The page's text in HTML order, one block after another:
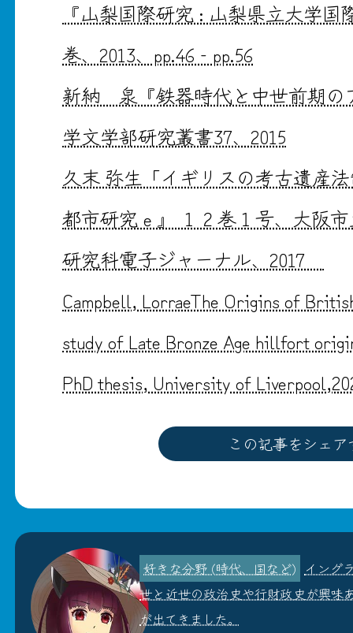
『山梨国際研究 : 山梨県立大学
巻、2013、pp.46‐pp.56
新納 泉『鉄器時代と中世前期の
学文学部研究叢書37、2015
久末 弥生「イギリスの考古遺産
都市研究ｅ』 １２巻１号、大阪
研究科電子ジャーナル、2017
Campbell, LorraeThe Origins of
study of Late Bronze Age hillfort
PhD thesis, University of
この記事をシェア
イング
世と近世の政治史や行財政史が興味
が出てきました。